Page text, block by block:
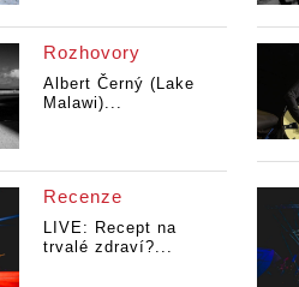
Rozhovory
Albert Černý (Lake
Malawi)...
Recenze
LIVE: Recept na
trvalé zdraví?...